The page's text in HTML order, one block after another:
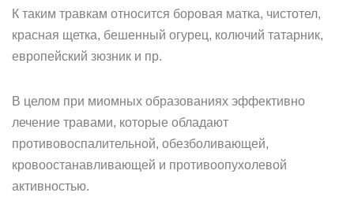
К таким травкам относится боровая матка, чистотел,
красная щетка, бешенный огурец, колючий татарник,
европейский зюзник и пр.
В целом при миомных образованиях эффективно
лечение травами, которые обладают
противовоспалительной, обезболивающей,
кровоостанавливающей и противоопухолевой
активностью.